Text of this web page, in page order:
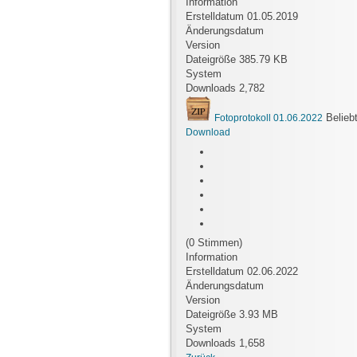
Erstelldatum 01.05.2019
Änderungsdatum
Version
Dateigröße 385.79 KB
System
Downloads 2,782
Fotoprotokoll 01.06.2022 Beliebt
Download
(0 Stimmen)
Information
Erstelldatum 02.06.2022
Änderungsdatum
Version
Dateigröße 3.93 MB
System
Downloads 1,658